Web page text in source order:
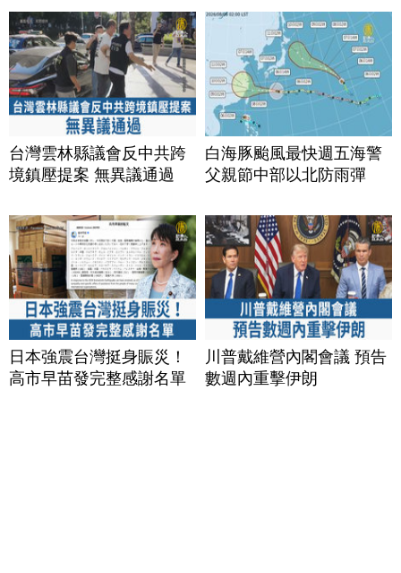
台灣雲林縣議會反中共跨
境鎮壓提案 無異議通過
白海豚颱風最快週五海警
父親節中部以北防雨彈
日本強震台灣挺身賑災！
高市早苗發完整感謝名單
川普戴維營內閣會議 預告
數週內重擊伊朗